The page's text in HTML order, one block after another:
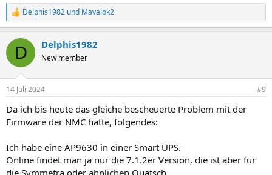
R
e
k
i
e
:
Delphis1982 und Mavalok2
D Delphis1982
New member
14 Juli 2024 #9
Da ich bis heute das gleiche bescheuerte Problem mit der
Firmware der NMC hatte, folgendes:
Ich habe eine AP9630 in einer Smart UPS.
Online findet man ja nur die 7.1.2er Version, die ist aber für
die Symmetra oder ähnlichen Quatsch.